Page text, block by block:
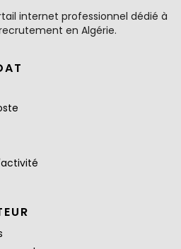
internet professionnel dédié à
en Algérie.